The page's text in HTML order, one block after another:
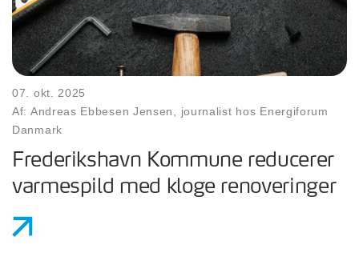
07. okt. 2025
Af: Andreas Ebbesen Jensen, journalist hos Energiforum
Danmark
Frederikshavn Kommune reducerer
varmespild med kloge renoveringer